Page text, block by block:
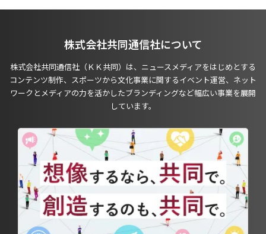
株式会社共同通信社について
株式会社共同通信社（ＫＫ共同）は、ニュースメディアをはじめとする
コンテンツ制作、スポーツから文化事業に関するイベント運営、ネット
ワークとメディアの力を活かしたブランディングなど幅広い事業を展開
しています。